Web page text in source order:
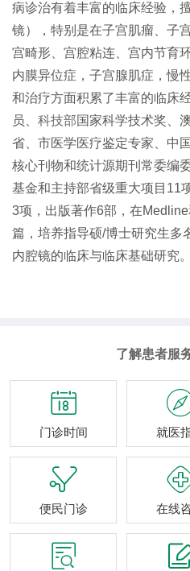
病诊治有着丰富的临床经验，
镜），特别是在子宫肌瘤、子
宫畸形、宫腔粘连、宫内节育
内膜异位症，子宫腺肌症，慢
和治疗方面积累了丰富的临床
员、 科技部国家科学技术奖、
省、市医学医疗鉴定专家、中
核心刊物和统计源期刊常委编
基金和主持部省级重大项目11
3项，出版著作6部，在
篇，培养指导硕/博士研究生多
内腔镜的临床与临床基础研究。
了解患者服

门诊时间 就医

便民门诊 在线
